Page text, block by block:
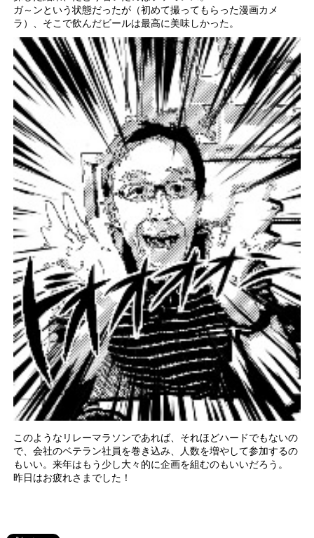
ガ～ンという状態だったが（初めて撮ってもらった漫画カメ
ラ）、そこで飲んだビールは最高に美味しかった。
このようなリレーマラソンであれば、それほどハードでもないの
で、会社のベテラン社員を巻き込み、人数を増やして参加するの
もいい。来年はもう少し大々的に企画を組むのもいいだろう。
昨日はお疲れさまでした！